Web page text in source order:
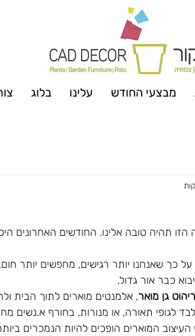
מבצעי החודש עלינו בלוג
ציפייה שהשנה הזו תהיה טובה אלינו. החודשים האחרונים
כך שאנחנו יותר רגישים, מחפשים יותר
כבר אור גדול.
ריהוט גן מואר, אלמנטים מוארים לתוך הבית
לגופי תאורה, או מנורות, בחורף א.נשים
המוארים הופכים להיות הנמכרים ביותר